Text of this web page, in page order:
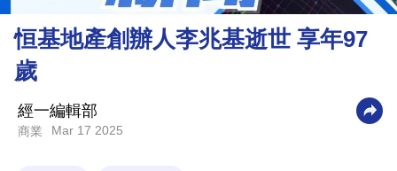
財
科
恒基地產創辦人李兆基逝世 享年97
歲
經一編輯部
商業 Mar 17 2025